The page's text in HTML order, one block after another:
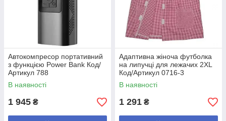
Автокомпресор портативний
з функцією Power Bank Код/
Артикул 788
В наявності
1 945 ₴
Адаптивна жіноча футболка
на липучці для лежачих 2XL
Код/Артикул 0716-3
В наявності
1 291 ₴